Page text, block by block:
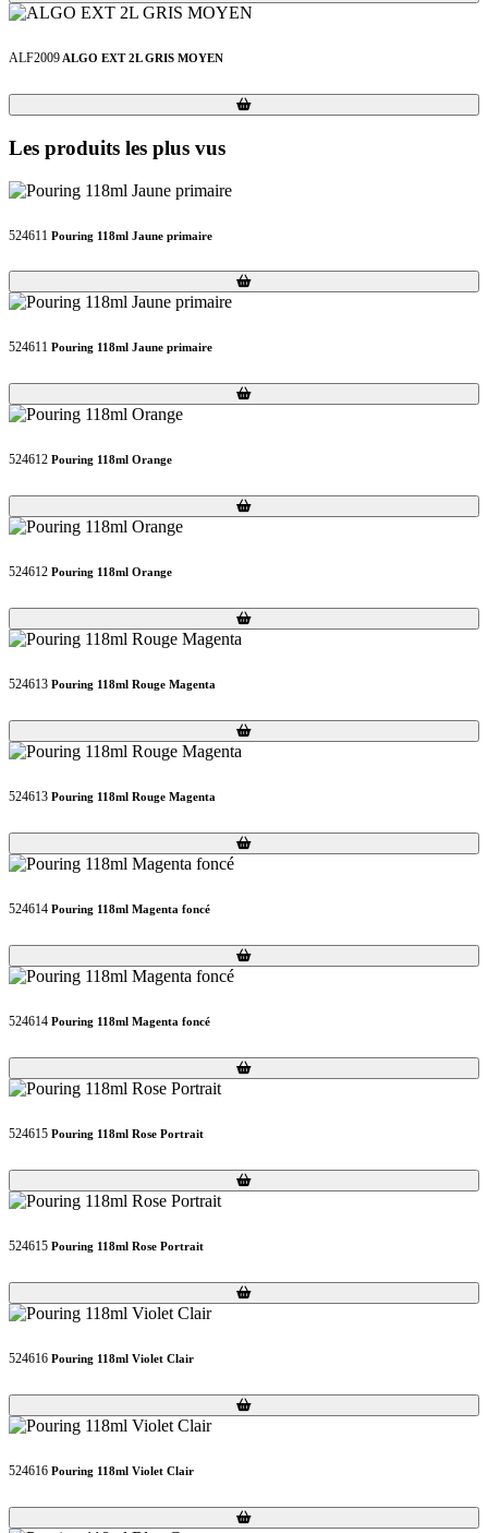
ALF2009 ALGO EXT 2L GRIS MOYEN
Loading...
Loading...
Les produits les plus vus
524611 Pouring 118ml Jaune primaire
Loading...
Loading...
524611 Pouring 118ml Jaune primaire
Loading...
Loading...
524612 Pouring 118ml Orange
Loading...
Loading...
524612 Pouring 118ml Orange
Loading...
Loading...
524613 Pouring 118ml Rouge Magenta
Loading...
Loading...
524613 Pouring 118ml Rouge Magenta
Loading...
Loading...
524614 Pouring 118ml Magenta foncé
Loading...
Loading...
524614 Pouring 118ml Magenta foncé
Loading...
Loading...
524615 Pouring 118ml Rose Portrait
Loading...
Loading...
524615 Pouring 118ml Rose Portrait
Loading...
Loading...
524616 Pouring 118ml Violet Clair
Loading...
Loading...
524616 Pouring 118ml Violet Clair
Loading...
Loading...